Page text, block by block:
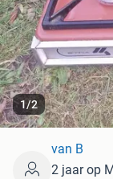
1/2
van B
2 jaar op